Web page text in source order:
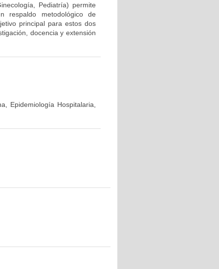
Pediatría) permite
respaldo metodológico de
principal para estos dos
docencia y extensión
Epidemiología Hospitalaria,